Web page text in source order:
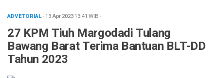
ADVETORIAL· 13 Apr 202313:41 WIB ·
27 KPM Tiuh Margodadi Tulang
Bawang Barat Terima Bantuan BLT-DD
Tahun 2023